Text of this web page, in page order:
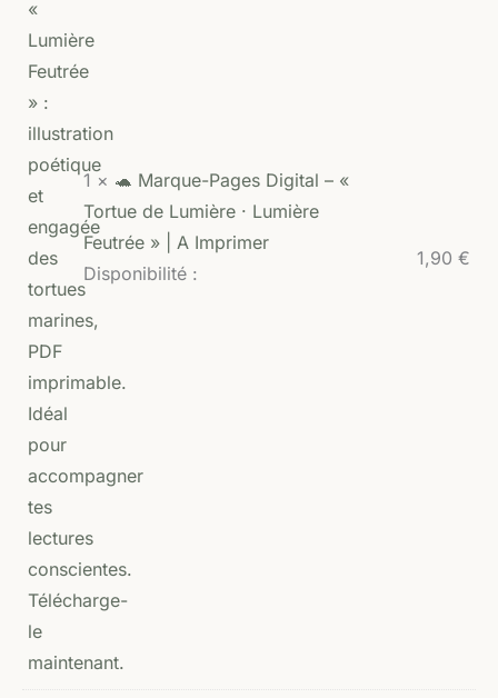
1 × 🐢 Marque-Pages Digital – «
Tortue de Lumière · Lumière
Feutrée » | A Imprimer
Disponibilité :
1,90 €